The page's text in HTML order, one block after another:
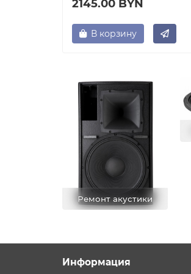
2145.00 BYN
В корзину
Ремонт акустики
Информация